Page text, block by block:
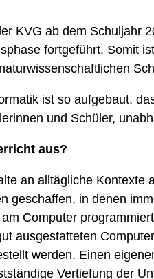
KVG ab dem Schuljahr
fortgeführt. Somit
ist so aufgebaut,
und Schüler,
aus?
an alltägliche
geschaffen, in denen
Computer
ausgestatteten
werden. Einen
Vertiefung der